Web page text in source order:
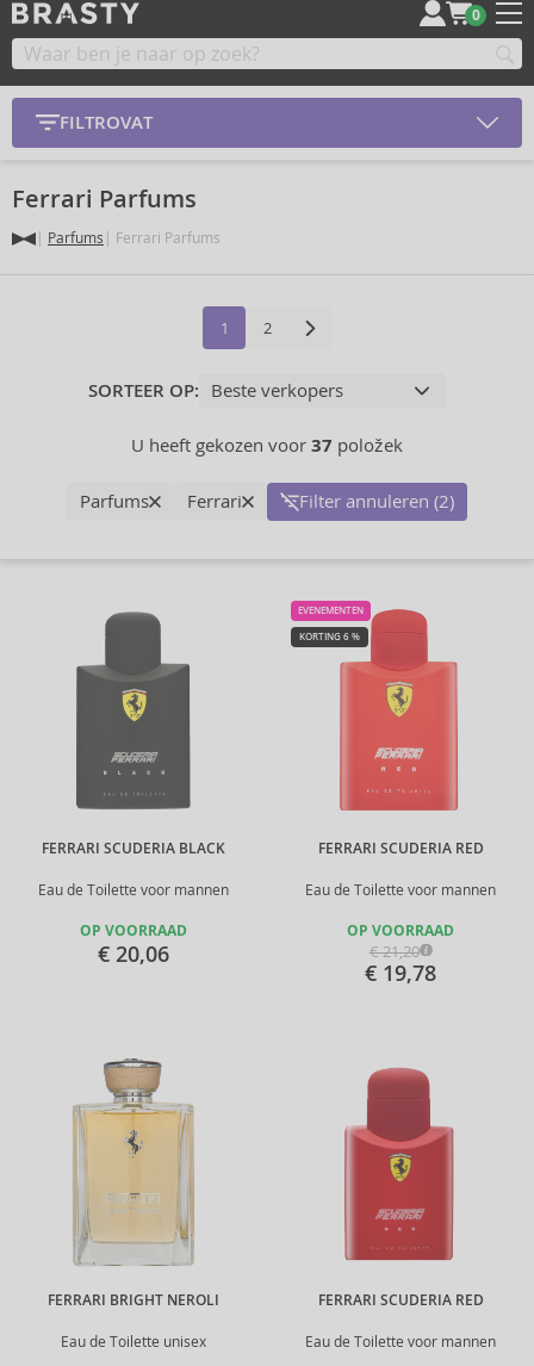
0
FILTROVAT
Ferrari Parfums
Parfums Ferrari Parfums
1 2
SORTEER OP:
U heeft gekozen voor 37 položek
Parfums Ferrari Filter annuleren (2)
FERRARI SCUDERIA BLACK
Eau de Toilette voor mannen
OP VOORRAAD
€ 20,06
FERRARI SCUDERIA RED
Eau de Toilette voor mannen
EVENEMENTEN
KORTING 6 %
OP VOORRAAD
€ 21,20
€ 19,78
FERRARI BRIGHT NEROLI
Eau de Toilette unisex
FERRARI SCUDERIA RED
Eau de Toilette voor mannen